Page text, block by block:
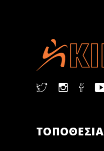
ΤΟΠΟΘΕΣΙΑ